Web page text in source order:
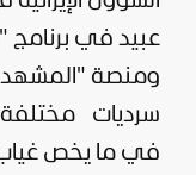
عبيد في برنامج "
ومنصة " المشهد
سرديات مختلفة
في ما يخص